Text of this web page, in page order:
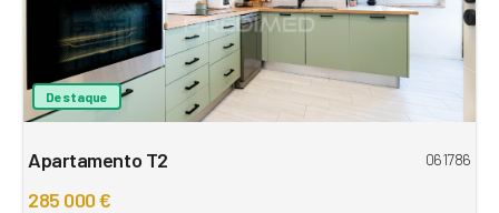
Destaque
Apartamento T2 061786
285 000 €